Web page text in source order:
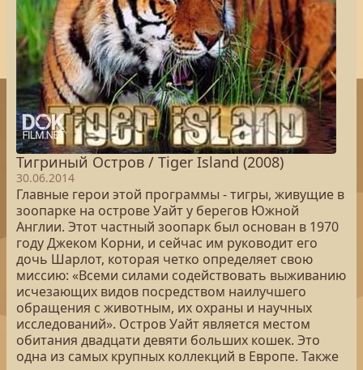
Тигриный Остров / Tiger Island (2008)
30.06.2014
Главные герои этой программы - тигры, живущие в
зоопарке на острове Уайт у берегов Южной
Англии. Этот частный зоопарк был основан в 1970
году Джеком Корни, и сейчас им руководит его
дочь Шарлот, которая четко определяет свою
миссию: «Всеми силами содействовать выживанию
исчезающих видов посредством наилучшего
обращения с животным, их охраны и научных
исследований». Остров Уайт является местом
обитания двадцати девяти больших кошек. Это
одна из самых крупных коллекций в Европе. Также